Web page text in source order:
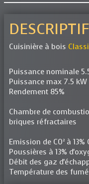
Cuisinière à bois
Puissance nominale
Puissance max 7.5 kW
Rendement 85%
Chambre de
briques réfractaires
Emission de C0² à 13%
Poussières à 13%
Débit des gaz
Température des